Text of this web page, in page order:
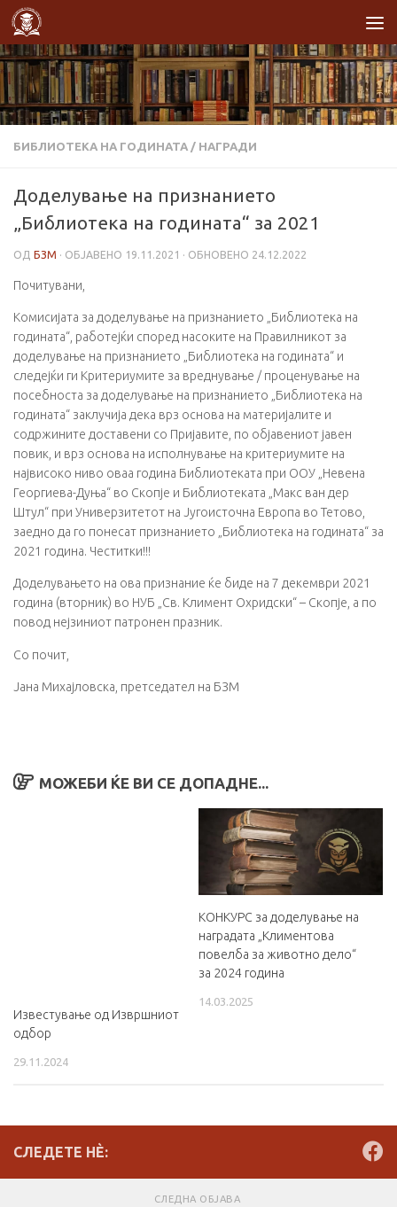
Skip to content
БИБЛИОТЕКА НА ГОДИНАТА / НАГРАДИ
Доделување на признанието
„Библиотека на годината“ за 2021
ОД БЗМ · ОБЈАВЕНО 19.11.2021 · ОБНОВЕНО 24.12.2022
Почитувани,
Комисијата за доделување на признанието „Библиотека на
годината“, работејќи според насоките на Правилникот за
доделување на признанието „Библиотека на годината“ и
следејќи ги Критериумите за вреднување / проценување на
посебноста за доделување на признанието „Библиотека на
годината“ заклучија дека врз основа на материјалите и
содржините доставени со Пријавите, по објавениот јавен
повик, и врз основа на исполнување на критериумите на
највисоко ниво оваа година Библиотеката при ООУ „Невена
Георгиева-Дуња“ во Скопје и Библиотеката „Макс ван дер
Штул“ при Универзитетот на Југоисточна Европа во Тетово,
заедно да го понесат признанието „Библиотека на годината“ за
2021 година. Честитки!!!
Доделувањето на ова признание ќе биде на 7 декември 2021
година (вторник) во НУБ „Св. Климент Охридски“ – Скопје, а по
повод нејзиниот патронен празник.
Со почит,
Јана Михајловска, претседател на БЗМ
МОЖЕБИ ЌЕ ВИ СЕ ДОПАДНЕ...
Известување од Извршниот
одбор
29.11.2024
КОНКУРС за доделување на
наградата „Климентова
повелбa за животно дело“
за 2024 година
14.03.2025
СЛЕДЕТЕ НÈ:
СЛЕДНА ОБЈАВА